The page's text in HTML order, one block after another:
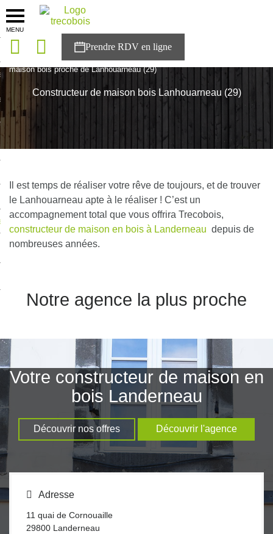
MENU
solutions
Trecobois
à NESTOR
maison bois proche de Lanhouarneau (29)
Constructeur de maison bois Lanhouarneau (29)
Il est temps de réaliser votre rêve de toujours, et de trouver
le Lanhouarneau apte à le réaliser ! C’est un
accompagnement total que vous offrira Trecobois,
constructeur de maison en bois à Landerneau depuis de
nombreuses années.
Notre agence la plus proche
Votre constructeur de maison en
bois Landerneau
Découvrir nos offres Découvrir l'agence
Adresse
11 quai de Cornouaille
29800 Landerneau